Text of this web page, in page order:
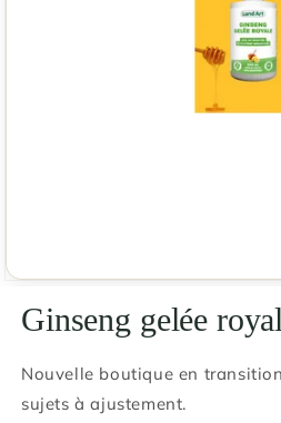
média
une
modale
Ginseng gelée
Nouvelle boutique en
sujets à ajustement.